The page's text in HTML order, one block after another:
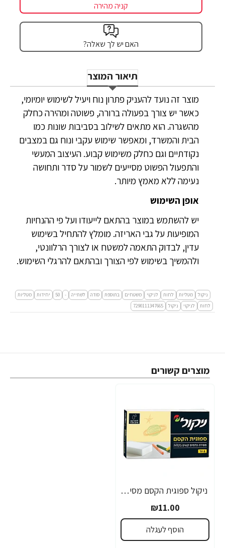
קניה מהירה
האם יש לך שאלה?
תיאור המוצר
מוצר זה נועד להעניק פתרון נוח ויעיל לשימוש יומיומי,
כאשר יש צורך בפעולה ברורה, פשוטה ומהירה כחלק
מהשגרה. הוא מתאים לשילוב בסביבות שונות כמו
הבית והמשרד, ומאפשר שימוש עקבי ונוח גם במצבים
נקודתיים וגם כחלק משימוש קבוע. העיצוב המעשי
והתפעול הפשוט מסייעים לשמור על סדר ותחושה
נעימה ללא מאמץ מיותר.
אופן השימוש
יש להשתמש במוצר בהתאם לייעודו ועל פי ההנחיות
המופיעות על גבי האריזה. מומלץ להתחיל בשימוש
עדין, לבדוק התאמה למשטח או לצורך הרלוונטי,
ולהמשיך בשימוש לפי הצורך ובהתאם להרגלי השימוש.
ניקול מטליות לחות לניקוי משטחים בתוספת סודה לשתייה -
50 יחידות
מטליות
לחות
לניקוי ניקול 7290111347665
מוצרים קשורים
ניקול ספוגית הקסם מסירה כתמים קשים בקלות - 6 יחידות
₪11.00
הוסף לעגלה